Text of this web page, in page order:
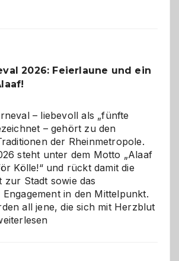
geworden
2026: Feierlaune und ein
– liebevoll als „fünfte
– gehört zu den
der Rheinmetropole.
steht unter dem Motto „Alaaf
Kölle!“ und rückt damit die
zur Stadt sowie das
in den Mittelpunkt.
all jene, die sich mit Herzblut